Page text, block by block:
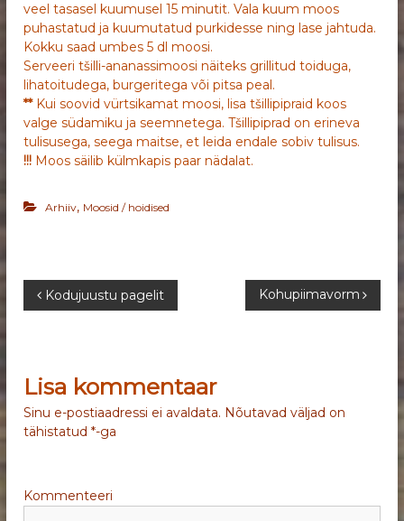
veel tasasel kuumusel 15 minutit. Vala kuum moos
puhastatud ja kuumutatud purkidesse ning lase jahtuda.
Kokku saad umbes 5 dl moosi.
Serveeri tšilli-ananassimoosi näiteks grillitud toiduga,
lihatoitudega, burgeritega või pitsa peal.
** Kui soovid vürtsikamat moosi, lisa tšillipipraid koos
valge südamiku ja seemnetega. Tšillipiprad on erineva
tulisusega, seega maitse, et leida endale sobiv tulisus.
!!! Moos säilib külmkapis paar nädalat.
Arhiiv, Moosid / hoidised
N
v
i
e
Kodujuustu pagelit Kohupiimavorm
Lisa kommentaar
Sinu e-postiaadressi ei avaldata. Nõutavad väljad on
tähistatud*-ga
Kommenteeri